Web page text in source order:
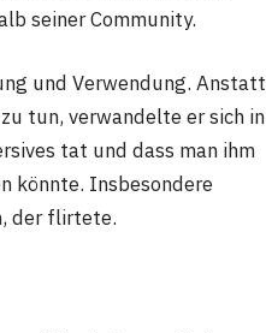
seiner Community.
und Verwendung. Anstatt
tun, verwandelte er sich in
tat und dass man ihm
könnte. Insbesondere
der flirtete.